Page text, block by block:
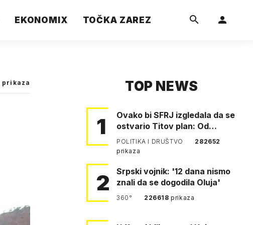
EKONOMIX TOČKA ZAREZ
prikaza TOP NEWS
1
Ovako bi SFRJ izgledala da se
ostvario Titov plan: Od
Klagenfurta do Istanbula!
POLITIKA I DRUŠTVO
282652
prikaza
2
Srpski vojnik: '12 dana nismo
znali da se dogodila Oluja'
360° 226618prikaza